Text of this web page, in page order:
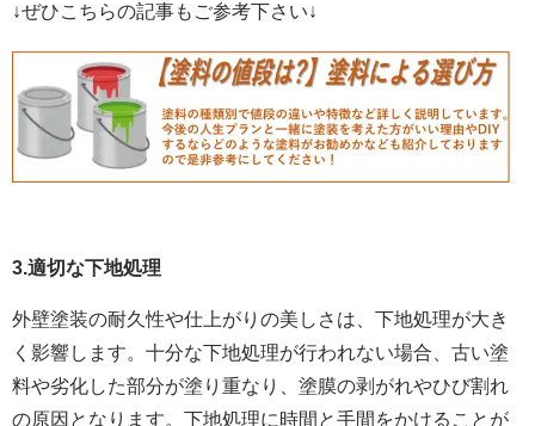
↓ぜひこちらの記事もご参考下さい↓
3.適切な下地処理
外壁塗装の耐久性や仕上がりの美しさは、下地処理が大き
く影響します。十分な下地処理が行われない場合、古い塗
料や劣化した部分が塗り重なり、塗膜の剥がれやひび割れ
の原因となります。下地処理に時間と手間をかけることが